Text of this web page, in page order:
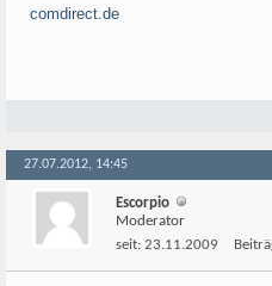
comdirect.de
27.07.2012, 14:45
Escorpio
Moderator
seit: 23.11.2009